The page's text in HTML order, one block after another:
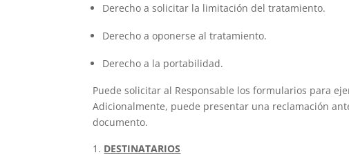
Derecho a solicitar la limitación del tratamiento.
Derecho a oponerse al tratamiento.
Derecho a la portabilidad.
Puede solicitar al Responsable los formularios para
Adicionalmente, puede presentar una reclamación
documento.
DESTINATARIOS